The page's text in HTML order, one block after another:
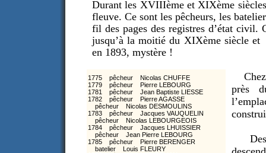
Durant les XVIIIème et XIXème
fleuve. Ce sont les pêcheurs, les
fil des pages des registres d’état civil.
jusqu’à la moitié du XIXème siècle et
en 1893, mystère !
1775 pêcheur Nicolas CHUFFE
1779 pêcheur Pierre LEBOURG
1781 pêcheur Jean Baptiste LIESSE
1782 pêcheur Pierre AGASSE
pêcheur Nicolas DESMOULINS
1783 pêcheur Jacques VAUQUELIN
pêcheur Nicolas LEBOURGEOIS
1784 pêcheur Jacques LHUISSIER
pêcheur Jean Pierre LEBOURG
1785 pêcheur Pierre BERENGER
batelier Louis FLEURY
près
Des